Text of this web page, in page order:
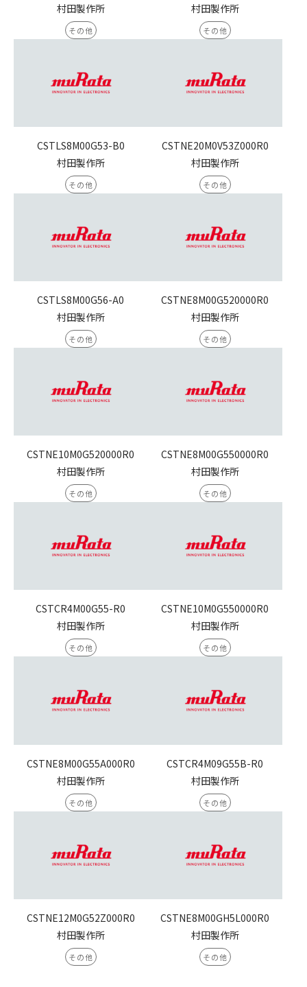
村田製作所
その他
村田製作所
その他
CSTLS8M00G53-B0
村田製作所
その他
CSTNE20M0V53Z000R0
村田製作所
その他
CSTLS8M00G56-A0
村田製作所
その他
CSTNE8M00G520000R0
村田製作所
その他
CSTNE10M0G520000R0
村田製作所
その他
CSTNE8M00G550000R0
村田製作所
その他
CSTCR4M00G55-R0
村田製作所
その他
CSTNE10M0G550000R0
村田製作所
その他
CSTNE8M00G55A000R0
村田製作所
その他
CSTCR4M09G55B-R0
村田製作所
その他
CSTNE12M0G52Z000R0
村田製作所
その他
CSTNE8M00GH5L000R0
村田製作所
その他